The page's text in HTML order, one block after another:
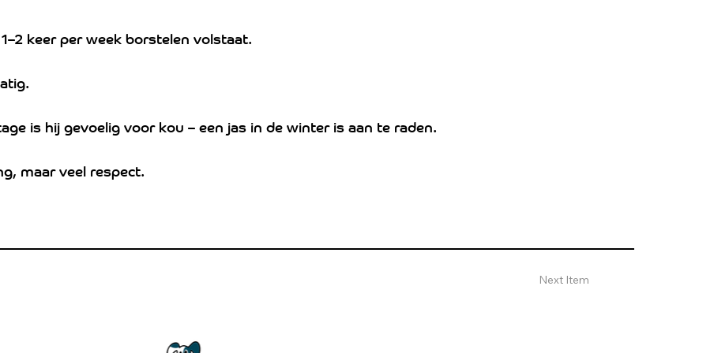
keer per week borstelen volstaat.
is hij gevoelig voor kou – een jas in de winter is aan te raden.
maar veel respect.
Next Item